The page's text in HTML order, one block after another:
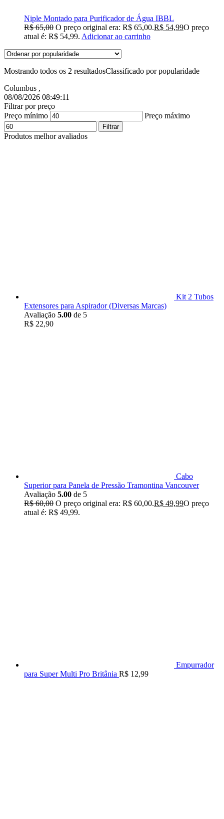
Niple Montado para Purificador de Água IBBL
R$65,00 O preço original era: R$ 65,00.R$ 54,99O preço
atual é: R$ 54,99. Adicionar ao carrinho
Mostrando todos os 2 resultadosClassificado por popularidade
Columbus ,
08/08/2026 08:49:12
Filtrar por preço
Preço mínimo
Preço máximo
Filtrar
Produtos melhor avaliados
Kit 2 Tubos
Extensores para Aspirador (Diversas Marcas)
Avaliação 5.00 de 5
R$ 22,90
Cabo
Superior para Panela de Pressão Tramontina Vancouver
Avaliação 5.00 de 5
R$60,00 O preço original era: R$ 60,00.R$ 49,99O preço
atual é: R$ 49,99.
Empurrador
para Super Multi Pro Britânia R$ 12,99